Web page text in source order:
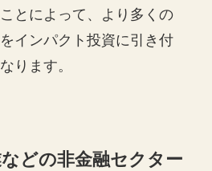
とによって、より多くの
インパクト投資に引き付
ります。
どの非金融セクター